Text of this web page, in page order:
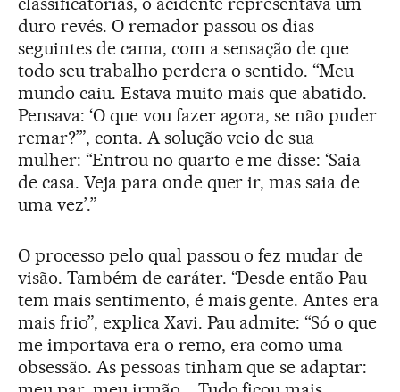
duro revés. O remador passou os dias
seguintes de cama, com a sensação de que
todo seu trabalho perdera o sentido. “Meu
mundo caiu. Estava muito mais que abatido.
Pensava: ‘O que vou fazer agora, se não puder
remar?’”, conta. A solução veio de sua
mulher: “Entrou no quarto e me disse: ‘Saia
de casa. Veja para onde quer ir, mas saia de
uma vez’.”
O processo pelo qual passou o fez mudar de
visão. Também de caráter. “Desde então Pau
tem mais sentimento, é mais gente. Antes era
mais frio”, explica Xavi. Pau admite: “Só o que
me importava era o remo, era como uma
obsessão. As pessoas tinham que se adaptar: